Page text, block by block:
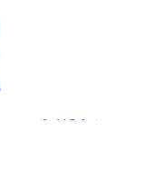
| Soluționarea